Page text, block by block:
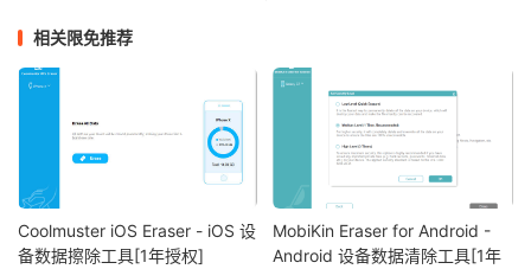
相关限免推荐
Coolmuster iOS Eraser - iOS 设
备数据擦除工具[1年授权]
MobiKin Eraser for Android -
Android 设备数据清除工具[1年